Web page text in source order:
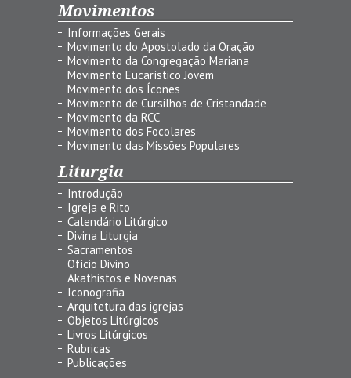
Movimentos
Informações Gerais
Movimento do Apostolado da Oração
Movimento da Congregação Mariana
Movimento Eucarístico Jovem
Movimento dos Ícones
Movimento de Cursilhos de Cristandade
Movimento da RCC
Movimento dos Focolares
Movimento das Missões Populares
Liturgia
Introdução
Igreja e Rito
Calendário Litúrgico
Divina Liturgia
Sacramentos
Ofício Divino
Akathistos e Novenas
Iconografia
Arquitetura das igrejas
Objetos Litúrgicos
Livros Litúrgicos
Rubricas
Publicações